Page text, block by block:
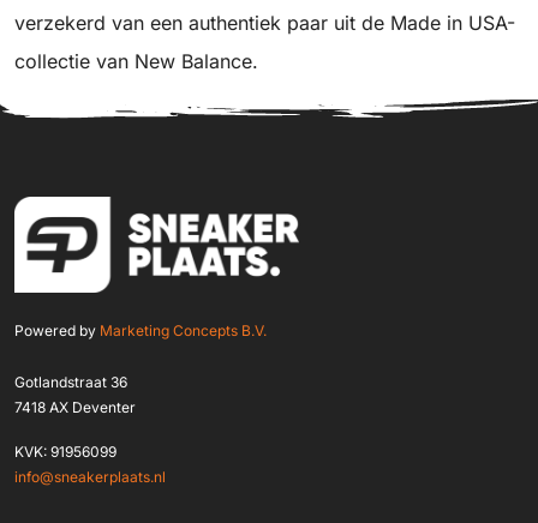
verzekerd van een authentiek paar uit de Made in USA-
collectie van New Balance.
Powered by Marketing Concepts B.V.
Gotlandstraat 36
7418 AX Deventer
KVK: 91956099
info@sneakerplaats.nl